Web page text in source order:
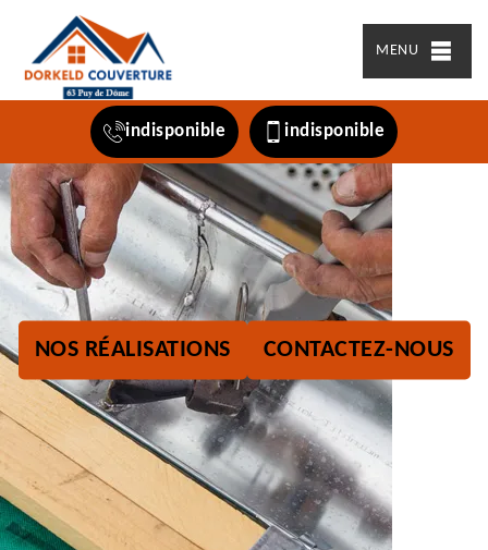
MENU
indisponible indisponible
NOS RÉALISATIONS CONTACTEZ-NOUS